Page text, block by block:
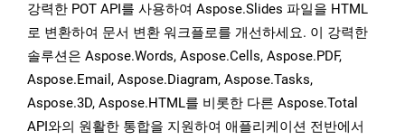
강력한 POT API를 사용하여 Aspose.Slides 파일을 HTML
로 변환하여 문서 변환 워크플로를 개선하세요. 이 강력한
솔루션은 Aspose.Words, Aspose.Cells, Aspose.PDF,
Aspose.Email, Aspose.Diagram, Aspose.Tasks,
Aspose.3D, Aspose.HTML를 비롯한 다른 Aspose.Total
API와의 원활한 통합을 지원하여 애플리케이션 전반에서